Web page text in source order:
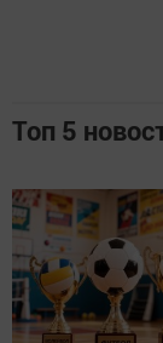
Топ 5